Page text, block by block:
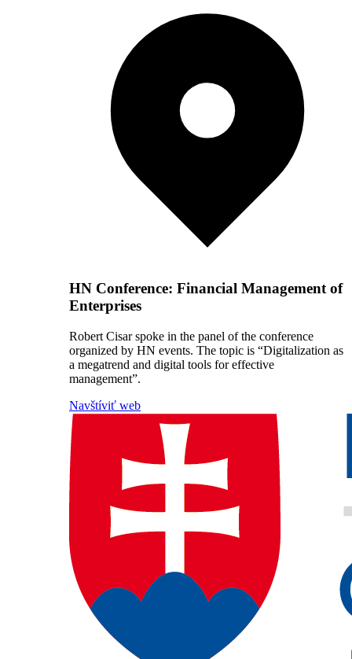
HN Conference: Financial Management of
Enterprises
Robert Cisar spoke in the panel of the conference
organized by HN events. The topic is “Digitalization as
a megatrend and digital tools for effective
management”.
Navštíviť web